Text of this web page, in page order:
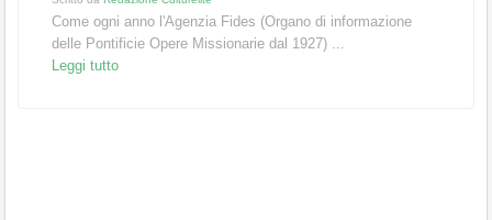
Come ogni anno l'Agenzia Fides (Organo di informazione
delle Pontificie Opere Missionarie dal 1927) ...
Leggi tutto